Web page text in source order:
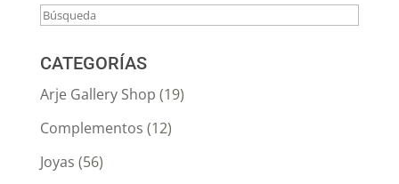
CATEGORÍAS
Arje Gallery Shop (19)
Complementos (12)
Joyas (56)